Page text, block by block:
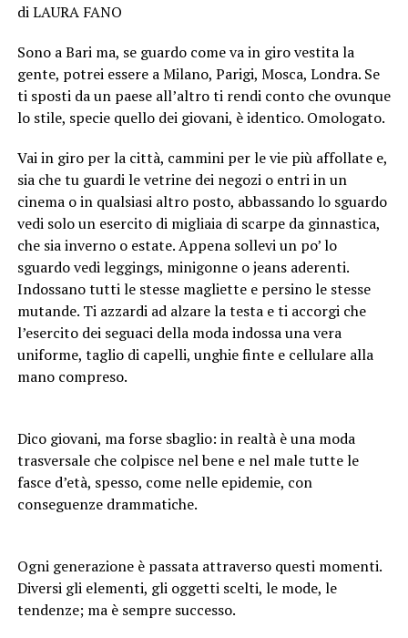
di LAURA FANO
Sono a Bari ma, se guardo come va in giro vestita la
gente, potrei essere a Milano, Parigi, Mosca, Londra. Se
ti sposti da un paese all’altro ti rendi conto che ovunque
lo stile, specie quello dei giovani, è identico. Omologato.
Vai in giro per la città, cammini per le vie più affollate e,
sia che tu guardi le vetrine dei negozi o entri in un
cinema o in qualsiasi altro posto, abbassando lo sguardo
vedi solo un esercito di migliaia di scarpe da ginnastica,
che sia inverno o estate. Appena sollevi un po’ lo
sguardo vedi leggings, minigonne o jeans aderenti.
Indossano tutti le stesse magliette e persino le stesse
mutande. Ti azzardi ad alzare la testa e ti accorgi che
l’esercito dei seguaci della moda indossa una vera
uniforme, taglio di capelli, unghie finte e cellulare alla
mano compreso.
Dico giovani, ma forse sbaglio: in realtà è una moda
trasversale che colpisce nel bene e nel male tutte le
fasce d’età, spesso, come nelle epidemie, con
conseguenze drammatiche.
Ogni generazione è passata attraverso questi momenti.
Diversi gli elementi, gli oggetti scelti, le mode, le
tendenze; ma è sempre successo.